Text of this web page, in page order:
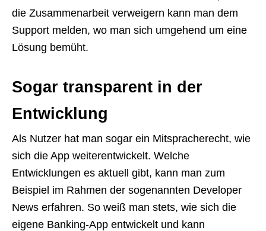
die Zusammenarbeit verweigern kann man dem
Support melden, wo man sich umgehend um eine
Lösung bemüht.
Sogar transparent in der
Entwicklung
Als Nutzer hat man sogar ein Mitspracherecht, wie
sich die App weiterentwickelt. Welche
Entwicklungen es aktuell gibt, kann man zum
Beispiel im Rahmen der sogenannten Developer
News erfahren. So weiß man stets, wie sich die
eigene Banking-App entwickelt und kann